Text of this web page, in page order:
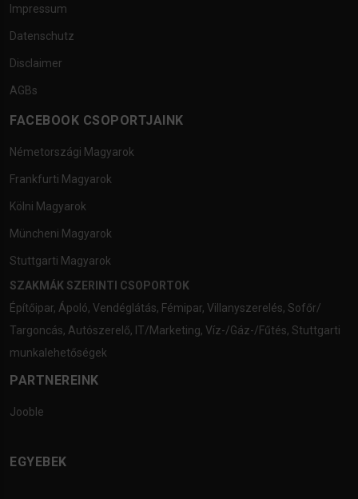
Impressum
Datenschutz
Disclaimer
AGBs
FACEBOOK CSOPORTJAINK
Németországi Magyarok
Frankfurti Magyarok
Kölni Magyarok
Müncheni Magyarok
Stuttgarti Magyarok
SZAKMÁK SZERINTI CSOPORTOK
Építőipar, Ápoló, Vendéglátás, Fémipar, Villanyszerelés, Sofőr/
Targoncás, Autószerelő, IT/Marketing, Víz-/Gáz-/Fűtés, Stuttgarti
munkalehetőségek
PARTNEREINK
Jooble
EGYEBEK